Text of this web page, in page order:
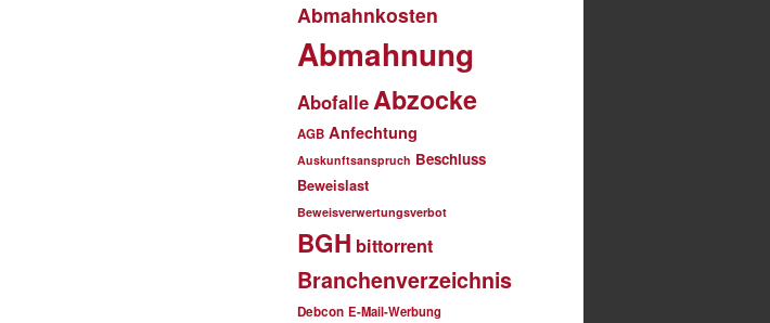
Abmahnkosten
Abmahnung
AbofalleAbzocke
AGB Anfechtung
Auskunftsanspruch Beschluss
Beweislast
Beweisverwertungsverbot
BGH bittorrent
Branchenverzeichnis
Debcon E-Mail-Werbung